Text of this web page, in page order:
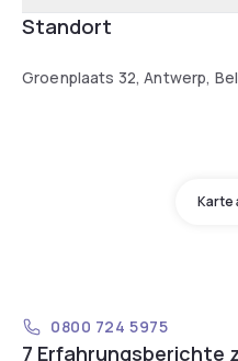
Standort
Groenplaats 32, Antwerp,
Karte
0800 724 5975
7 Erfahrungsberichte